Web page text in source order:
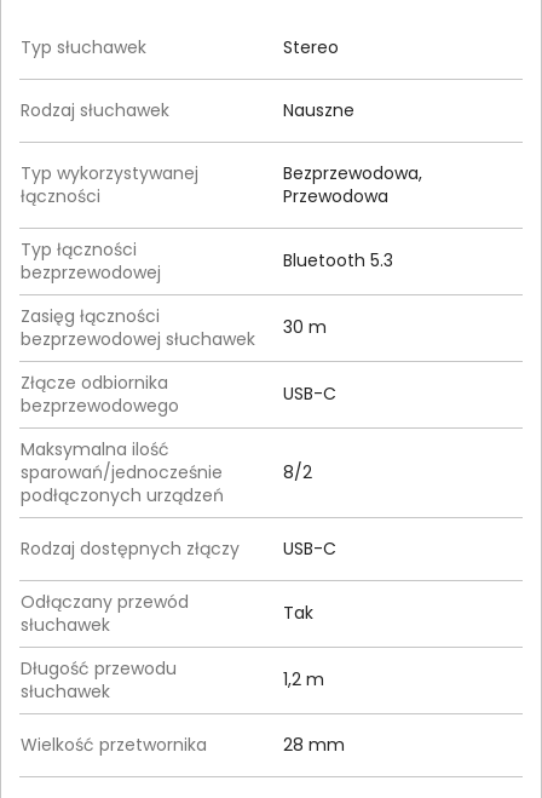
Typ słuchawek Stereo
Rodzaj słuchawek Nauszne
Typ wykorzystywanej
łączności
Bezprzewodowa,
Przewodowa
Typ łączności
bezprzewodowej
Bluetooth 5.3
Zasięg łączności
bezprzewodowej słuchawek
30 m
Złącze odbiornika
bezprzewodowego
USB-C
Maksymalna ilość
sparowań/jednocześnie
podłączonych urządzeń
8/2
Rodzaj dostępnych złączy USB-C
Odłączany przewód
słuchawek
Tak
Długość przewodu
słuchawek
1,2 m
Wielkość przetwornika 28 mm